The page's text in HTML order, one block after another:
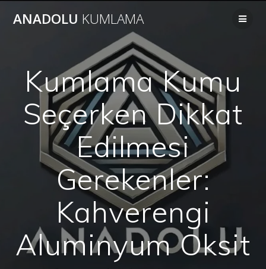
to
content
ANADOLU KUMLAMA
Kumlama Kumu
Seçerken Dikkat
Edilmesi
Gerekenler:
Kahverengi
Aluminyum Oksit